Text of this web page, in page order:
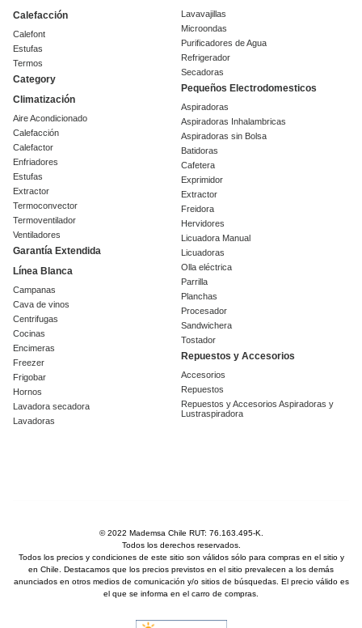
Calefacción
Calefont
Estufas
Termos
Category
Climatización
Aire Acondicionado
Calefacción
Calefactor
Enfriadores
Estufas
Extractor
Termoconvector
Termoventilador
Ventiladores
Garantía Extendida
Línea Blanca
Campanas
Cava de vinos
Centrifugas
Cocinas
Encimeras
Freezer
Frigobar
Hornos
Lavadora secadora
Lavadoras
Lavavajillas
Microondas
Purificadores de Agua
Refrigerador
Secadoras
Pequeños Electrodomesticos
Aspiradoras
Aspiradoras Inhalambricas
Aspiradoras sin Bolsa
Batidoras
Cafetera
Exprimidor
Extractor
Freidora
Hervidores
Licuadora Manual
Licuadoras
Olla eléctrica
Parrilla
Planchas
Procesador
Sandwichera
Tostador
Repuestos y Accesorios
Accesorios
Repuestos
Repuestos y Accesorios Aspiradoras y
Lustraspiradora
© 2022 Mademsa Chile RUT: 76.163.495-K.
Todos los derechos reservados.
Todos los precios y condiciones de este sitio son válidos sólo para compras en el sitio y
en Chile. Destacamos que los precios previstos en el sitio prevalecen a los demás
anunciados en otros medios de comunicación y/o sitios de búsquedas. El precio válido es
el que se informa en el carro de compras.